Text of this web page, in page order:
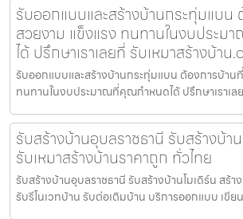
รับออกแบบและสร้างบ้านกระทุ่มแบน
สวยงาม แข็งแรง ทนทานในงบประ
ได้ ปรึกษาเราเลยที่ รับเหมาสร้างบ้าน
รับออกแบบและสร้างบ้านกระทุ่มแบน ต้องการบ้าน
ทนทานในงบประมาณที่คุณกำหนดได้ ปรึกษาเราเล
รับสร้างบ้านอุบลราชธานี รับสร้างบ้า
รับเหมาสร้างบ้านราคาถูก ทั่วไทย
รับสร้างบ้านอุบลราชธานี รับสร้างบ้านโมเดิร์น สร้า
รับรีโนเวทบ้าน รับต่อเติมบ้าน บริการออกแบบ เขีย